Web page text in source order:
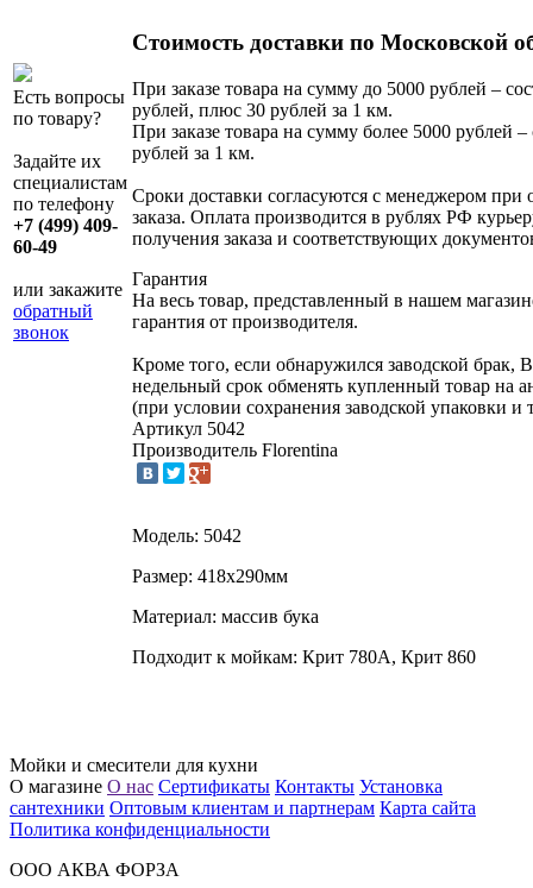
Есть вопросы
по товару?
Задайте их
специалистам
по телефону
+7 (499) 409-
60-49
или закажите
обратный
звонок
Стоимость доставки по Московской
При заказе товара на сумму до 5000 рублей –
рублей, плюс 30 рублей за 1 км.
При заказе товара на сумму более 5000 рублей –
рублей за 1 км.
Сроки доставки согласуются с менеджером при
заказа. Оплата производится в рублях РФ
получения заказа и соответствующих
Гарантия
На весь товар, представленный в нашем
гарантия от производителя.
Кроме того, если обнаружился заводской брак,
недельный срок обменять купленный товар на
(при условии сохранения заводской упаковки и
Артикул 5042
Производитель Florentina
Модель: 5042
Размер: 418х290мм
Материал: массив бука
Подходит к мойкам: Крит 780А, Крит 860
Мойки и смесители для кухни
О магазине О нас Сертификаты Контакты Установка
сантехники Оптовым клиентам и партнерам Карта сайта
Политика конфиденциальности
ООО АКВА ФОРЗА